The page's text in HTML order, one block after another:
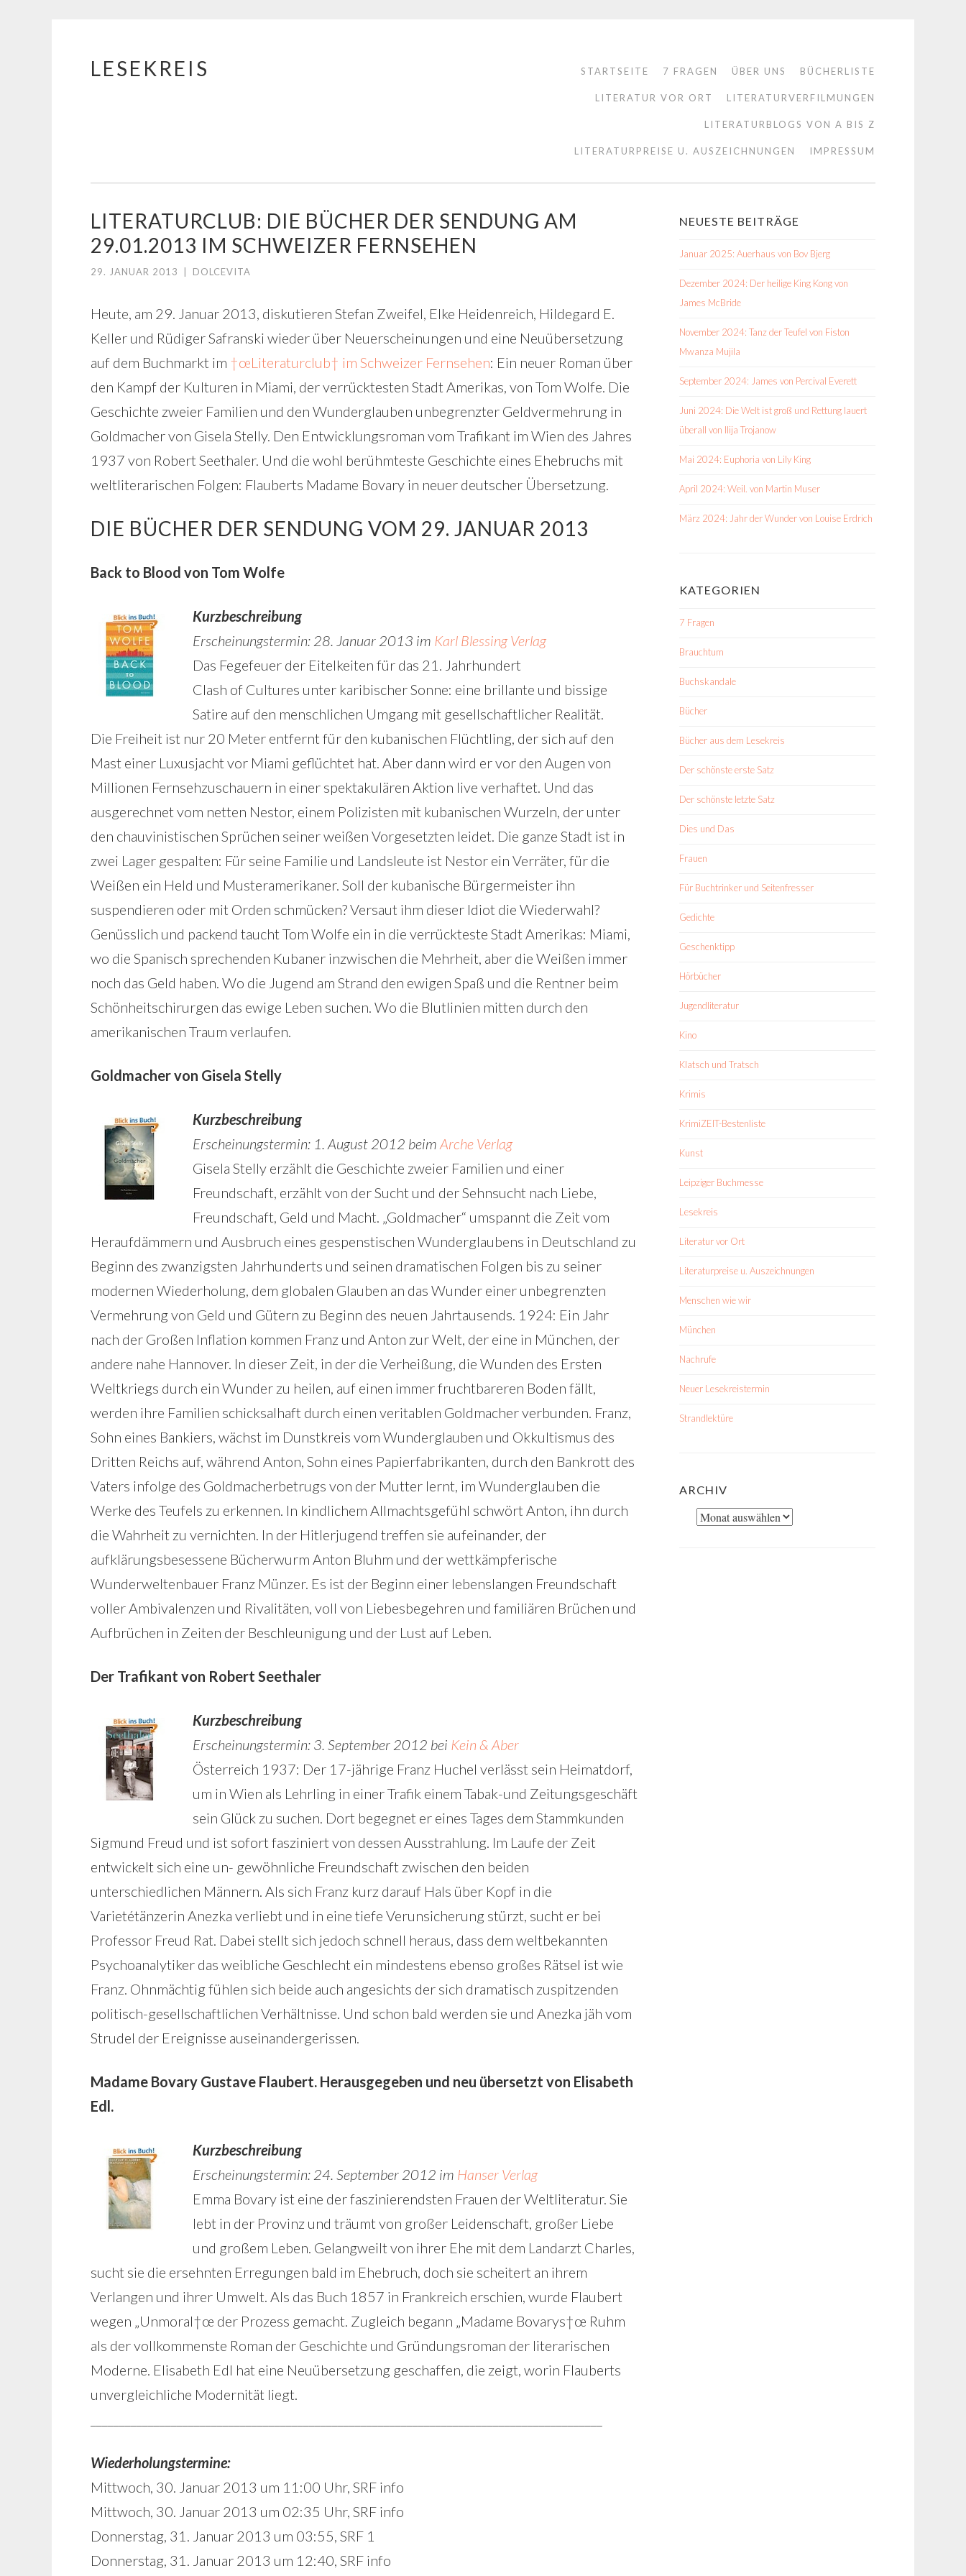
Springe
LESEKREIS STARTSEITE 7 FRAGEN ÜBER UNS BÜCHERLISTE
LITERATUR VOR ORT LITERATURVERFILMUNGEN
LITERATURBLOGS VON A BIS Z
LITERATURPREISE U. AUSZEICHNUNGEN IMPRESSUM
LITERATURCLUB: DIE BÜCHER DER SENDUNG AM
29.01.2013 IM SCHWEIZER FERNSEHEN
29. JANUAR 2013 DOLCEVITA
Heute, am 29. Januar 2013, diskutieren Stefan Zweifel, Elke Heidenreich, Hildegard E.
Keller und Rüdiger Safranski wieder über Neuerscheinungen und eine Neuübersetzung
auf dem Buchmarkt im †œLiteraturclub† im Schweizer Fernsehen: Ein neuer Roman über
den Kampf der Kulturen in Miami, der verrücktesten Stadt Amerikas, von Tom Wolfe. Die
Geschichte zweier Familien und den Wunderglauben unbegrenzter Geldvermehrung in
Goldmacher von Gisela Stelly. Den Entwicklungsroman vom Trafikant im Wien des Jahres
1937 von Robert Seethaler. Und die wohl berühmteste Geschichte eines Ehebruchs mit
weltliterarischen Folgen: Flauberts Madame Bovary in neuer deutscher Übersetzung.
DIE BÜCHER DER SENDUNG VOM 29. JANUAR 2013
Back to Blood von Tom Wolfe
Kurzbeschreibung
Erscheinungstermin: 28. Januar 2013 im Karl Blessing Verlag
Das Fegefeuer der Eitelkeiten für das 21. Jahrhundert
Clash of Cultures unter karibischer Sonne: eine brillante und bissige
Satire auf den menschlichen Umgang mit gesellschaftlicher Realität.
Die Freiheit ist nur 20 Meter entfernt für den kubanischen Flüchtling, der sich auf den
Mast einer Luxusjacht vor Miami geflüchtet hat. Aber dann wird er vor den Augen von
Millionen Fernsehzuschauern in einer spektakulären Aktion live verhaftet. Und das
ausgerechnet vom netten Nestor, einem Polizisten mit kubanischen Wurzeln, der unter
den chauvinistischen Sprüchen seiner weißen Vorgesetzten leidet. Die ganze Stadt ist in
zwei Lager gespalten: Für seine Familie und Landsleute ist Nestor ein Verräter, für die
Weißen ein Held und Musteramerikaner. Soll der kubanische Bürgermeister ihn
suspendieren oder mit Orden schmücken? Versaut ihm dieser Idiot die Wiederwahl?
Genüsslich und packend taucht Tom Wolfe ein in die verrückteste Stadt Amerikas: Miami,
wo die Spanisch sprechenden Kubaner inzwischen die Mehrheit, aber die Weißen immer
noch das Geld haben. Wo die Jugend am Strand den ewigen Spaß und die Rentner beim
Schönheitschirurgen das ewige Leben suchen. Wo die Blutlinien mitten durch den
amerikanischen Traum verlaufen.
Goldmacher von Gisela Stelly
Kurzbeschreibung
Erscheinungstermin: 1. August 2012 beim Arche Verlag
Gisela Stelly erzählt die Geschichte zweier Familien und einer
Freundschaft, erzählt von der Sucht und der Sehnsucht nach Liebe,
Freundschaft, Geld und Macht. „Goldmacher“ umspannt die Zeit vom
Heraufdämmern und Ausbruch eines gespenstischen Wunderglaubens in Deutschland zu
Beginn des zwanzigsten Jahrhunderts und seinen dramatischen Folgen bis zu seiner
modernen Wiederholung, dem globalen Glauben an das Wunder einer unbegrenzten
Vermehrung von Geld und Gütern zu Beginn des neuen Jahrtausends. 1924: Ein Jahr
nach der Großen Inflation kommen Franz und Anton zur Welt, der eine in München, der
andere nahe Hannover. In dieser Zeit, in der die Verheißung, die Wunden des Ersten
Weltkriegs durch ein Wunder zu heilen, auf einen immer fruchtbareren Boden fällt,
werden ihre Familien schicksalhaft durch einen veritablen Goldmacher verbunden. Franz,
Sohn eines Bankiers, wächst im Dunstkreis vom Wunderglauben und Okkultismus des
Dritten Reichs auf, während Anton, Sohn eines Papierfabrikanten, durch den Bankrott des
Vaters infolge des Goldmacherbetrugs von der Mutter lernt, im Wunderglauben die
Werke des Teufels zu erkennen. In kindlichem Allmachtsgefühl schwört Anton, ihn durch
die Wahrheit zu vernichten. In der Hitlerjugend treffen sie aufeinander, der
aufklärungsbesessene Bücherwurm Anton Bluhm und der wettkämpferische
Wunderweltenbauer Franz Münzer. Es ist der Beginn einer lebenslangen Freundschaft
voller Ambivalenzen und Rivalitäten, voll von Liebesbegehren und familiären Brüchen und
Aufbrüchen in Zeiten der Beschleunigung und der Lust auf Leben.
Der Trafikant von Robert Seethaler
Kurzbeschreibung
Erscheinungstermin: 3. September 2012 bei Kein & Aber
Österreich 1937: Der 17-jährige Franz Huchel verlässt sein Heimatdorf,
um in Wien als Lehrling in einer Trafik einem Tabak-und Zeitungsgeschäft
sein Glück zu suchen. Dort begegnet er eines Tages dem Stammkunden
Sigmund Freud und ist sofort fasziniert von dessen Ausstrahlung. Im Laufe der Zeit
entwickelt sich eine un- gewöhnliche Freundschaft zwischen den beiden
unterschiedlichen Männern. Als sich Franz kurz darauf Hals über Kopf in die
Varietétänzerin Anezka verliebt und in eine tiefe Verunsicherung stürzt, sucht er bei
Professor Freud Rat. Dabei stellt sich jedoch schnell heraus, dass dem weltbekannten
Psychoanalytiker das weibliche Geschlecht ein mindestens ebenso großes Rätsel ist wie
Franz. Ohnmächtig fühlen sich beide auch angesichts der sich dramatisch zuspitzenden
politisch-gesellschaftlichen Verhältnisse. Und schon bald werden sie und Anezka jäh vom
Strudel der Ereignisse auseinandergerissen.
Madame Bovary Gustave Flaubert. Herausgegeben und neu übersetzt von Elisabeth
Edl.
Kurzbeschreibung
Erscheinungstermin: 24. September 2012 im Hanser Verlag
Emma Bovary ist eine der faszinierendsten Frauen der Weltliteratur. Sie
lebt in der Provinz und träumt von großer Leidenschaft, großer Liebe
und großem Leben. Gelangweilt von ihrer Ehe mit dem Landarzt Charles,
sucht sie die ersehnten Erregungen bald im Ehebruch, doch sie scheitert an ihrem
Verlangen und ihrer Umwelt. Als das Buch 1857 in Frankreich erschien, wurde Flaubert
wegen „Unmoral†œ der Prozess gemacht. Zugleich begann „Madame Bovarys†œ Ruhm
als der vollkommenste Roman der Geschichte und Gründungsroman der literarischen
Moderne. Elisabeth Edl hat eine Neuübersetzung geschaffen, die zeigt, worin Flauberts
unvergleichliche Modernität liegt.
Wiederholungstermine:
Mittwoch, 30. Januar 2013 um 11:00 Uhr, SRF info
Mittwoch, 30. Januar 2013 um 02:35 Uhr, SRF info
Donnerstag, 31. Januar 2013 um 03:55, SRF 1
Donnerstag, 31. Januar 2013 um 12:40, SRF info
NEUESTE BEITRÄGE
Januar 2025: Auerhaus von Bov Bjerg
Dezember 2024: Der heilige King Kong von
James McBride
November 2024: Tanz der Teufel von Fiston
Mwanza Mujila
September 2024: James von Percival Everett
Juni 2024: Die Welt ist groß und Rettung lauert
überall von Ilija Trojanow
Mai 2024: Euphoria von Lily King
April 2024: Weil. von Martin Muser
März 2024: Jahr der Wunder von Louise Erdrich
KATEGORIEN
7 Fragen
Brauchtum
Buchskandale
Bücher
Bücher aus dem Lesekreis
Der schönste erste Satz
Der schönste letzte Satz
Dies und Das
Frauen
Für Buchtrinker und Seitenfresser
Gedichte
Geschenktipp
Hörbücher
Jugendliteratur
Kino
Klatsch und Tratsch
Krimis
KrimiZEIT-Bestenliste
Kunst
Leipziger Buchmesse
Lesekreis
Literatur vor Ort
Literaturpreise u. Auszeichnungen
Menschen wie wir
München
Nachrufe
Neuer Lesekreistermin
Strandlektüre
ARCHIV
Archiv